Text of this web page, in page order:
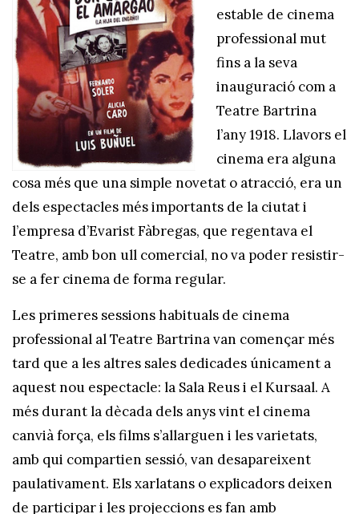
estable de cinema
professional mut
fins a la seva
inauguració com a
Teatre Bartrina
l’any 1918. Llavors el
cinema era alguna
cosa més que una simple novetat o atracció, era un
dels espectacles més importants de la ciutat i
l’empresa d’Evarist Fàbregas, que regentava el
Teatre, amb bon ull comercial, no va poder resistir-
se a fer cinema de forma regular.
Les primeres sessions habituals de cinema
professional al Teatre Bartrina van començar més
tard que a les altres sales dedicades únicament a
aquest nou espectacle: la Sala Reus i el Kursaal. A
més durant la dècada dels anys vint el cinema
canvià força, els films s’allarguen i les varietats,
amb qui compartien sessió, van desapareixent
paulativament. Els xarlatans o explicadors deixen
de participar i les projeccions es fan amb